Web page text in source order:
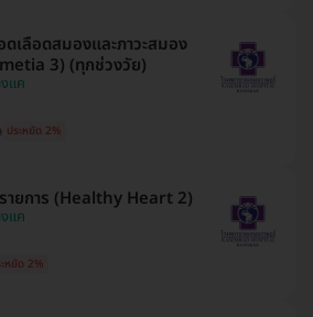
เลือดสมองและภาวะสมอง
3) (ทุกช่วงวัย)
แค
ประหยัด 2%
ายการ (Healthy Heart 2)
แค
หยัด 2%